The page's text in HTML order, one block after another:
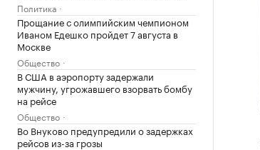
Политика
Прощание с олимпийским чемпионом
Иваном Едешко пройдет 7 августа в
Москве
Общество
В США в аэропорту задержали
мужчину, угрожавшего взорвать бомбу
на рейсе
Общество
Во Внуково предупредили о задержках
рейсов из-за грозы